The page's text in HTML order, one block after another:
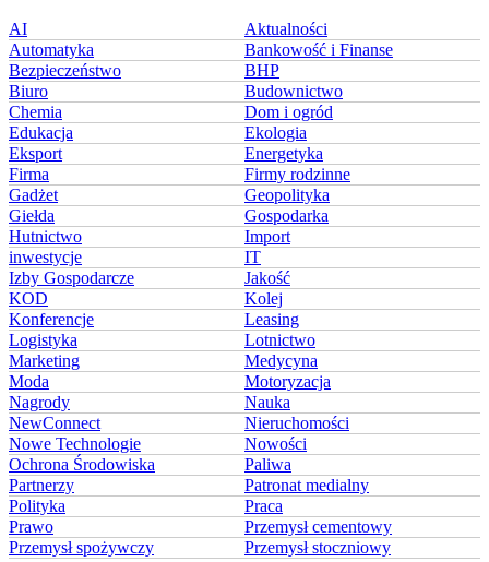
AI
Aktualności
Automatyka
Bankowość i Finanse
Bezpieczeństwo
BHP
Biuro
Budownictwo
Chemia
Dom i ogród
Edukacja
Ekologia
Eksport
Energetyka
Firma
Firmy rodzinne
Gadżet
Geopolityka
Giełda
Gospodarka
Hutnictwo
Import
inwestycje
IT
Izby Gospodarcze
Jakość
KOD
Kolej
Konferencje
Leasing
Logistyka
Lotnictwo
Marketing
Medycyna
Moda
Motoryzacja
Nagrody
Nauka
NewConnect
Nieruchomości
Nowe Technologie
Nowości
Ochrona Środowiska
Paliwa
Partnerzy
Patronat medialny
Polityka
Praca
Prawo
Przemysł cementowy
Przemysł spożywczy
Przemysł stoczniowy